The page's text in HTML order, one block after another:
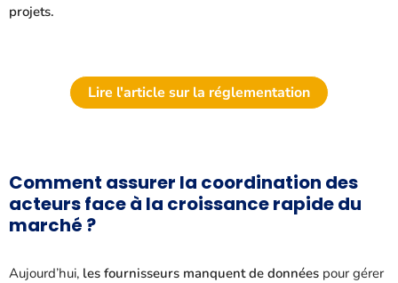
projets.
Lire l'article sur la réglementation
Comment assurer la coordination des
acteurs face à la croissance rapide du
marché ?
Aujourd’hui, les fournisseurs manquent de données pour gérer